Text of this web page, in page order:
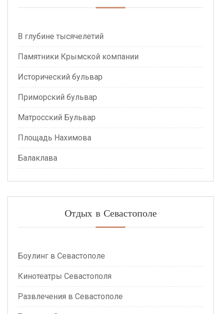
В глубине тысячелетий
Памятники Крымской компании
Исторический бульвар
Приморский бульвар
Матросский Бульвар
Площадь Нахимова
Балаклава
Отдых в Севастополе
Боулинг в Севастополе
Кинотеатры Севастополя
Развлечения в Севастополе